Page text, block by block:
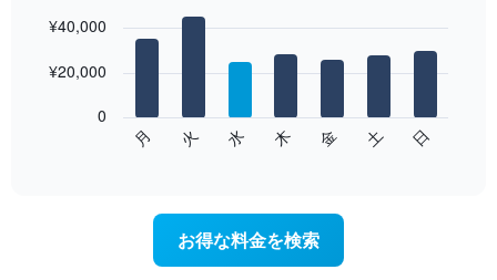
均
金
chart
bars.
graphic.
月 火 水 木 金 土 日
0
¥20,000
¥40,000
お得な料金を検索